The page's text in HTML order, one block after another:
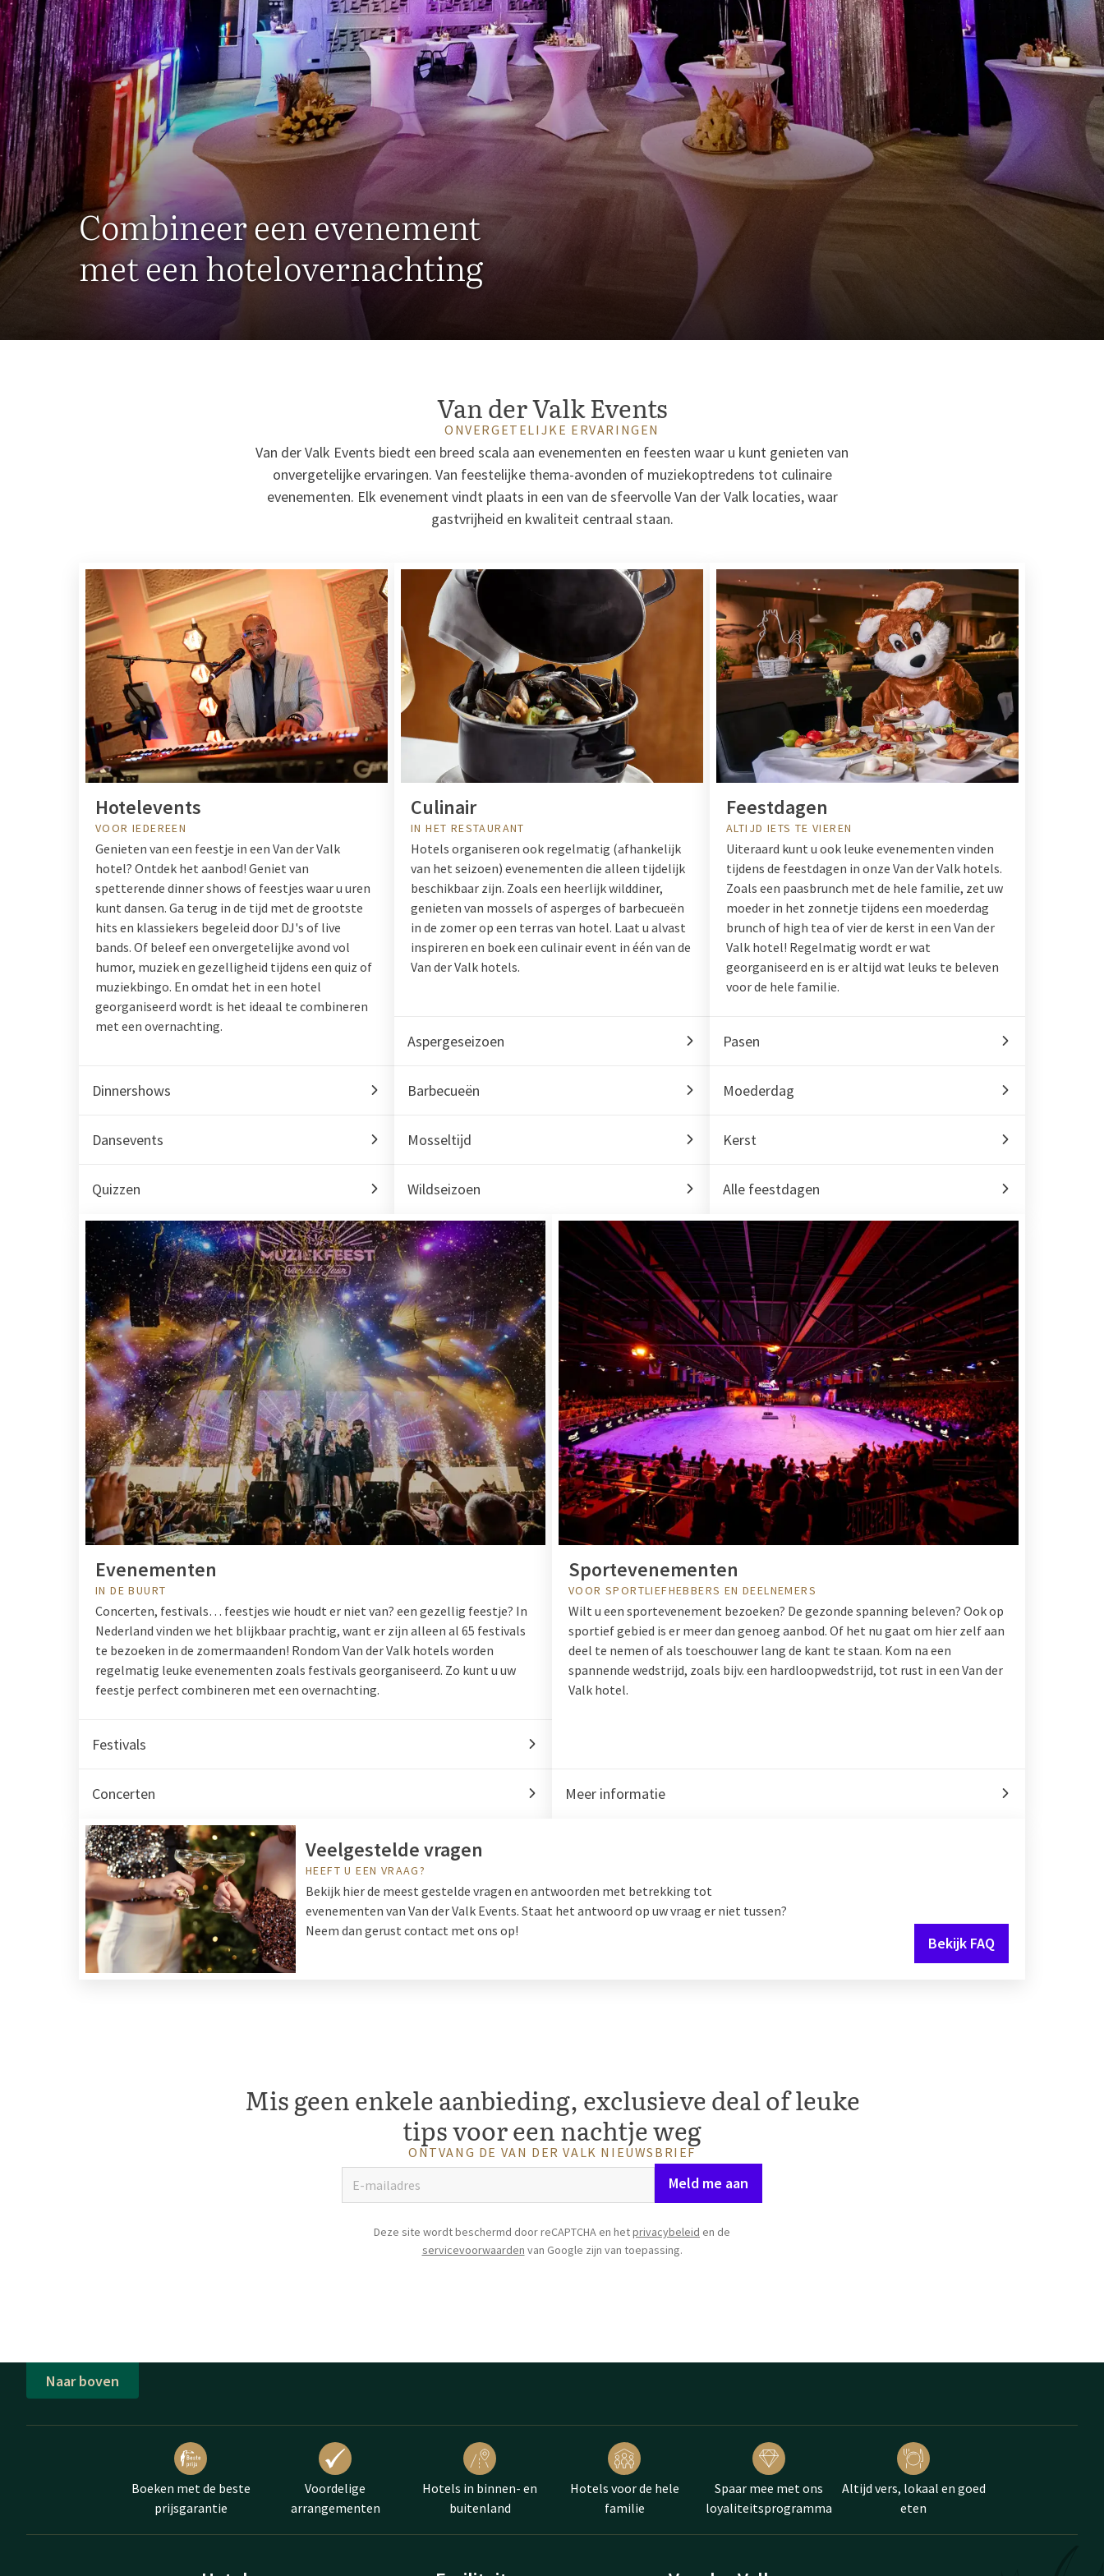
Combineer een evenement
met een hotelovernachting
Van der Valk Events
ONVERGETELIJKE ERVARINGEN
Van der Valk Events biedt een breed scala aan evenementen en feesten waar u kunt genieten van
onvergetelijke ervaringen. Van feestelijke thema-avonden of muziekoptredens tot culinaire
evenementen. Elk evenement vindt plaats in een van de sfeervolle Van der Valk locaties, waar
gastvrijheid en kwaliteit centraal staan.
Hotelevents
VOOR IEDEREEN
Genieten van een feestje in een Van der Valk
hotel? Ontdek het aanbod! Geniet van
spetterende dinner shows of feestjes waar u uren
kunt dansen. Ga terug in de tijd met de grootste
hits en klassiekers begeleid door DJ's of live
bands. Of beleef een onvergetelijke avond vol
humor, muziek en gezelligheid tijdens een quiz of
muziekbingo. En omdat het in een hotel
georganiseerd wordt is het ideaal te combineren
met een overnachting.
Dinnershows
Dansevents
Quizzen
Culinair
IN HET RESTAURANT
Hotels organiseren ook regelmatig (afhankelijk
van het seizoen) evenementen die alleen tijdelijk
beschikbaar zijn. Zoals een heerlijk wilddiner,
genieten van mossels of asperges of barbecueën
in de zomer op een terras van hotel. Laat u alvast
inspireren en boek een culinair event in één van de
Van der Valk hotels.
Aspergeseizoen
Barbecueën
Mosseltijd
Wildseizoen
Feestdagen
ALTIJD IETS TE VIEREN
Uiteraard kunt u ook leuke evenementen vinden
tijdens de feestdagen in onze Van der Valk hotels.
Zoals een paasbrunch met de hele familie, zet uw
moeder in het zonnetje tijdens een moederdag
brunch of high tea of vier de kerst in een Van der
Valk hotel! Regelmatig wordt er wat
georganiseerd en is er altijd wat leuks te beleven
voor de hele familie.
Pasen
Moederdag
Kerst
Alle feestdagen
Evenementen
IN DE BUURT
Concerten, festivals… feestjes wie houdt er niet van? een gezellig feestje? In
Nederland vinden we het blijkbaar prachtig, want er zijn alleen al 65 festivals
te bezoeken in de zomermaanden! Rondom Van der Valk hotels worden
regelmatig leuke evenementen zoals festivals georganiseerd. Zo kunt u uw
feestje perfect combineren met een overnachting.
Festivals
Concerten
Sportevenementen
VOOR SPORTLIEFHEBBERS EN DEELNEMERS
Wilt u een sportevenement bezoeken? De gezonde spanning beleven? Ook op
sportief gebied is er meer dan genoeg aanbod. Of het nu gaat om hier zelf aan
deel te nemen of als toeschouwer lang de kant te staan. Kom na een
spannende wedstrijd, zoals bijv. een hardloopwedstrijd, tot rust in een Van der
Valk hotel.
Meer informatie
Veelgestelde vragen
HEEFT U EEN VRAAG?
Bekijk hier de meest gestelde vragen en antwoorden met betrekking tot
evenementen van Van der Valk Events. Staat het antwoord op uw vraag er niet tussen?
Neem dan gerust contact met ons op!
Bekijk FAQ
Mis geen enkele aanbieding, exclusieve deal of leuke
tips voor een nachtje weg
ONTVANG DE VAN DER VALK NIEUWSBRIEF
Meld me aan
Deze site wordt beschermd door reCAPTCHA en hetprivacybeleid en de
servicevoorwaarden van Google zijn van toepassing.
Naar boven
Boeken met de beste
prijsgarantie
Voordelige
arrangementen
Hotels in binnen- en
buitenland
Hotels voor de hele
familie
Spaar mee met ons
loyaliteitsprogramma
Altijd vers, lokaal en goed
eten